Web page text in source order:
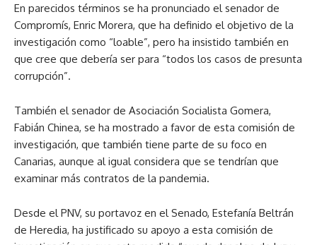
En parecidos términos se ha pronunciado el senador de
Compromís, Enric Morera, que ha definido el objetivo de la
investigación como “loable”, pero ha insistido también en
que cree que debería ser para “todos los casos de presunta
corrupción”.
También el senador de Asociación Socialista Gomera,
Fabián Chinea, se ha mostrado a favor de esta comisión de
investigación, que también tiene parte de su foco en
Canarias, aunque al igual considera que se tendrían que
examinar más contratos de la pandemia.
Desde el PNV, su portavoz en el Senado, Estefanía Beltrán
de Heredia, ha justificado su apoyo a esta comisión de